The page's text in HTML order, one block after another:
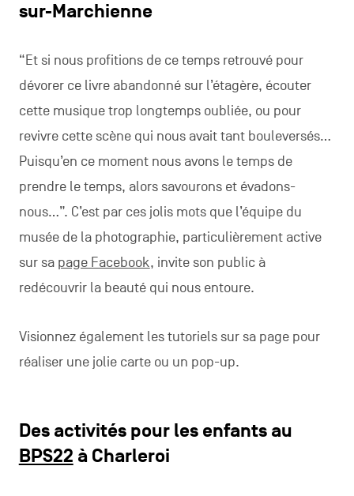
sur-Marchienne
“Et si nous profitions de ce temps retrouvé pour
dévorer ce livre abandonné sur l’étagère, écouter
cette musique trop longtemps oubliée, ou pour
revivre cette scène qui nous avait tant bouleversés…
Puisqu’en ce moment nous avons le temps de
prendre le temps, alors savourons et évadons-
nous…”. C’est par ces jolis mots que l’équipe du
musée de la photographie, particulièrement active
sur sa page Facebook, invite son public à
redécouvrir la beauté qui nous entoure.
Visionnez également les tutoriels sur sa page pour
réaliser une jolie carte ou un pop-up.
Des activités pour les enfants au
BPS22 à Charleroi